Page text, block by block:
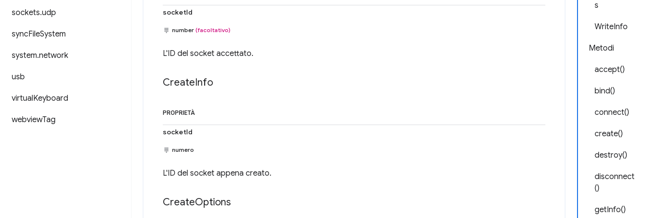
sockets.udp
syncFileSystem
system.network
usb
virtualKeyboard
webviewTag
s
WriteInfo
Metodi
accept()
bind()
connect()
create()
destroy()
disconnect
()
getInfo()
socketId
number (facoltativo)
L'ID del socket accettato.
CreateInfo
PROPRIETÀ
socketId
numero
L'ID del socket appena creato.
CreateOptions